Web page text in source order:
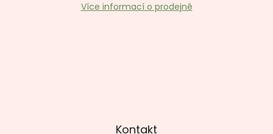
Více informací o prodejně
Kontakt